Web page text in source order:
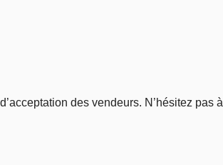
des vendeurs. N’hésitez pas à